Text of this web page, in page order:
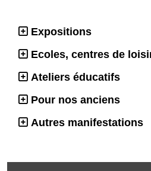
Expositions
Ecoles, centres de
Ateliers éducatifs
Pour nos anciens
Autres manifestations